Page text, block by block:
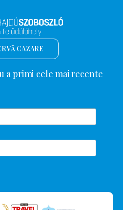
CAZARE
a primi cele mai recente